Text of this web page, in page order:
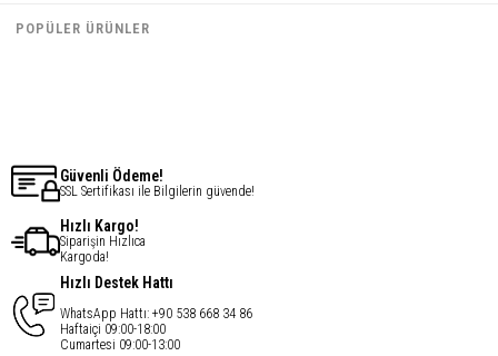
€37,64
Güvenli Ödeme!
SSL Sertifikası ile Bilgilerin güvende!
Hızlı Kargo!
Siparişin Hızlıca
Kargoda!
Hızlı Destek Hattı
WhatsApp Hattı: +90 538 668 34 86
Haftaiçi 09:00-18:00
Cumartesi 09:00-13:00
POPÜLER ÜRÜNLER